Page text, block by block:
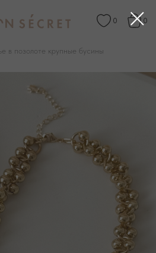
в позолоте крупные бусины